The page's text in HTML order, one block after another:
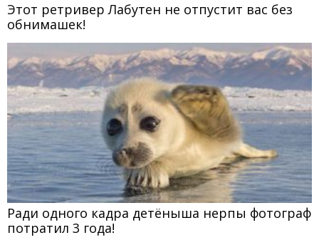
Этот ретривер Лабутен не отпустит вас без
обнимашек!
Ради одного кадра детёныша нерпы фотограф
потратил 3 года!